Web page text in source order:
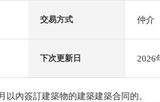
交易方式 仲介
下次更新日 2026
內簽訂建築物的建築建築合同的。